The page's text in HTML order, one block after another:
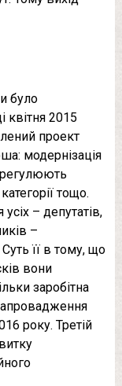
було
квітня 2015
проект
модернізація
регулюють
тощо.
– депутатів,
–
її в тому, що
вони
заробітна
року. Третій